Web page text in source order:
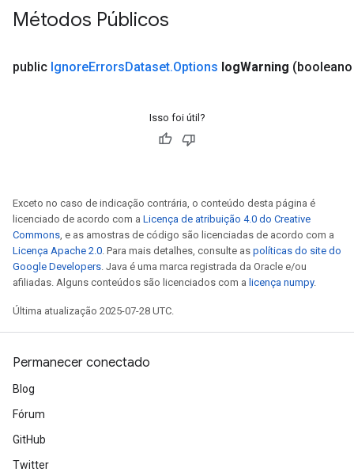
Métodos Públicos
public IgnoreErrorsDataset.Options logWarning
Isso foi útil?
Exceto no caso de indicação contrária, o conteúdo desta página é
licenciado de acordo com a Licença de atribuição 4.0 do Creative
Commons, e as amostras de código são licenciadas de acordo com a
Licença Apache 2.0. Para mais detalhes, consulte as políticas do site do
Google Developers. Java é uma marca registrada da Oracle e/ou
afiliadas. Alguns conteúdos são licenciados com a licença numpy.
Última atualização 2025-07-28 UTC.
Permanecer conectado
Blog
Fórum
GitHub
Twitter